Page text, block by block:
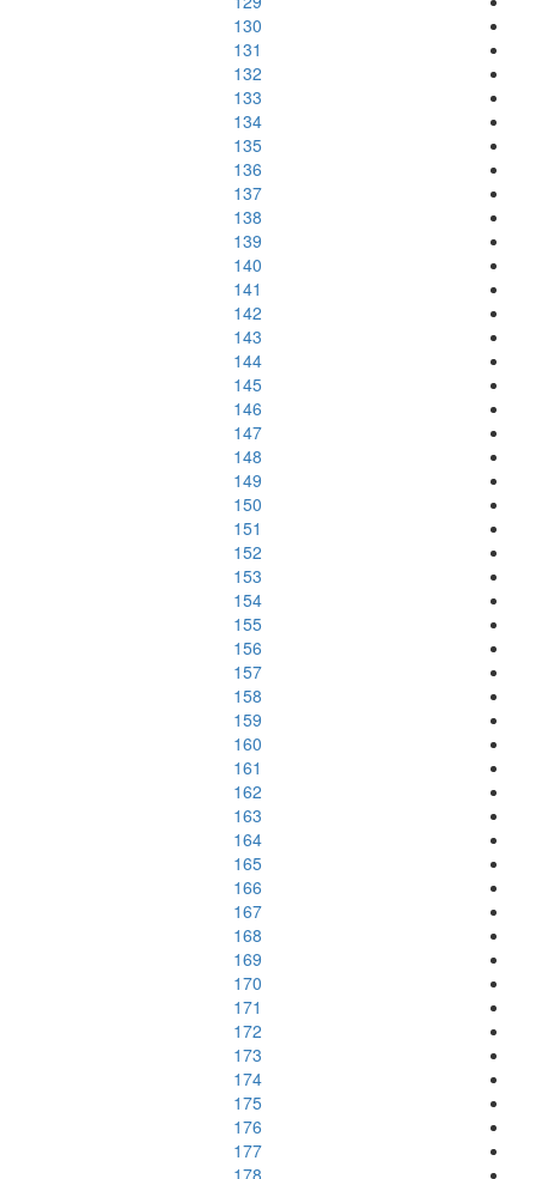
130
131
132
133
134
135
136
137
138
139
140
141
142
143
144
145
146
147
148
149
150
151
152
153
154
155
156
157
158
159
160
161
162
163
164
165
166
167
168
169
170
171
172
173
174
175
176
177
178